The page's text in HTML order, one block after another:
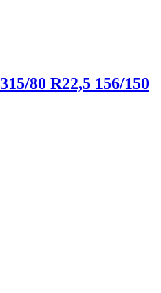
315/80 R22,5 156/150